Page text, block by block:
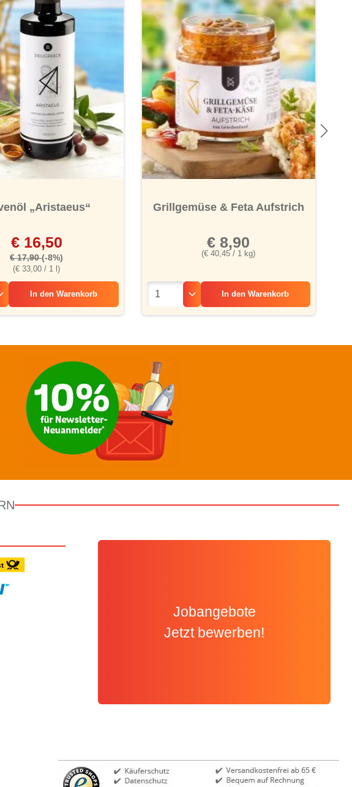
„Aristaeus“
(€ 33,00 / 1 l)
€ 16,50
€ 17,90(-8%)
In den Warenkorb
Grillgemüse & Feta Aufstrich
(€ 40,45 / 1 kg)
€ 8,90
In den Warenkorb
Jobangebote
Jetzt bewerben!